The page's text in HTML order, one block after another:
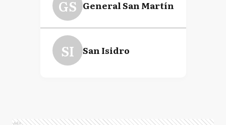
GS General San Martín
SI San Isidro
Ads